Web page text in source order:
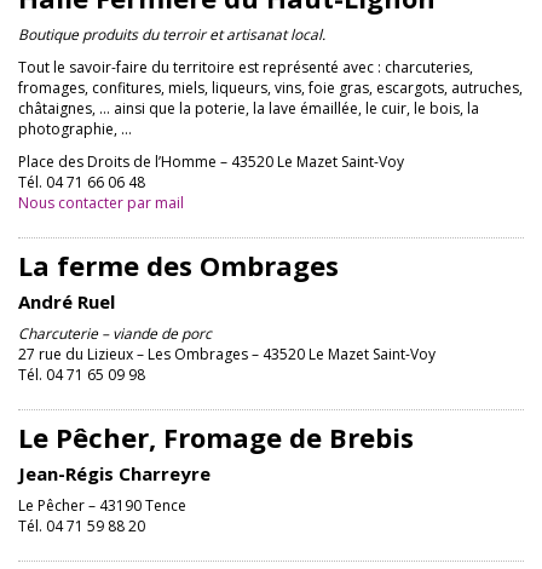
Boutique produits du terroir et artisanat local.
Tout le savoir-faire du territoire est représenté avec : charcuteries,
fromages, confitures, miels, liqueurs, vins, foie gras, escargots, autruches,
châtaignes, … ainsi que la poterie, la lave émaillée, le cuir, le bois, la
photographie, …
Place des Droits de l’Homme – 43520 Le Mazet Saint-Voy
Tél. 04 71 66 06 48
Nous contacter par mail
La ferme des Ombrages
André Ruel
Charcuterie – viande de porc
27 rue du Lizieux – Les Ombrages – 43520 Le Mazet Saint-Voy
Tél. 04 71 65 09 98
Le Pêcher, Fromage de Brebis
Jean-Régis Charreyre
Le Pêcher – 43190 Tence
Tél. 04 71 59 88 20